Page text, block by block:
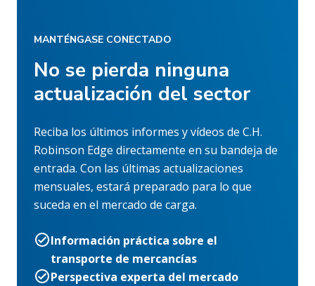
MANTÉNGASE CONECTADO
No se pierda ninguna
actualización del sector
Reciba los últimos informes y vídeos de C.H.
Robinson Edge directamente en su bandeja de
entrada. Con las últimas actualizaciones
mensuales, estará preparado para lo que
suceda en el mercado de carga.
Información práctica sobre el
transporte de mercancías
Perspectiva experta del mercado